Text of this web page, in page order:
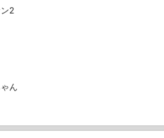
2
ん